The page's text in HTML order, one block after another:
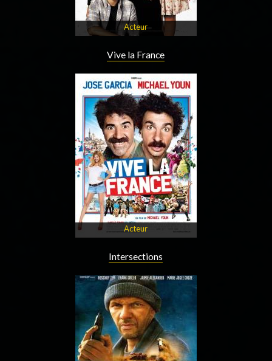
Acteur
Vive la France
Acteur
Intersections